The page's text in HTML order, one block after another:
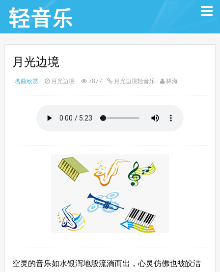
月光边境
名曲欣赏 月光边境 7877 月光边境轻音乐 林海
空灵的音乐如水银泻地般流淌而出，心灵仿佛也被皎洁